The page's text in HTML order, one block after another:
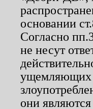
основании
Согласно
не несут
ущемляющих
они